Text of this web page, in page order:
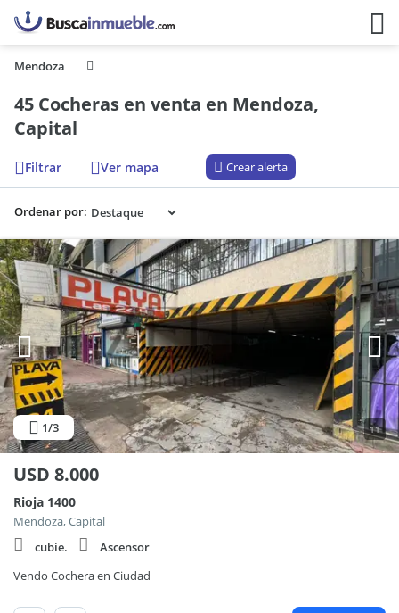
Mendoza
45 Cocheras en venta en Mendoza,
Capital
Filtrar Ver mapa Crear alerta
Ordenar por:
1/3 11
USD 8.000
Rioja 1400
Mendoza, Capital
cubie.
Ascensor
Vendo Cochera en Ciudad